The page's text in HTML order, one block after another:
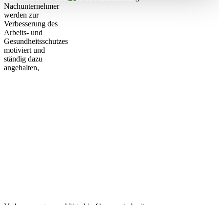
Nachunternehmer
werden zur
Verbesserung des
Arbeits- und
Gesundheitsschutzes
motiviert und
ständig dazu
angehalten,